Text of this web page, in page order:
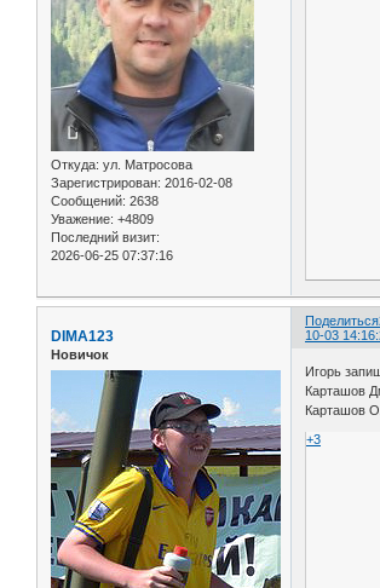
Откуда: ул. Матросова
Зарегистрирован: 2016-02-08
Сообщений: 2638
Уважение: +4809
Последний визит:
2026-06-25 07:37:16
Поделиться
10-03
DIMA123
Новичок
Игорь
Карташов
Карташов
+3